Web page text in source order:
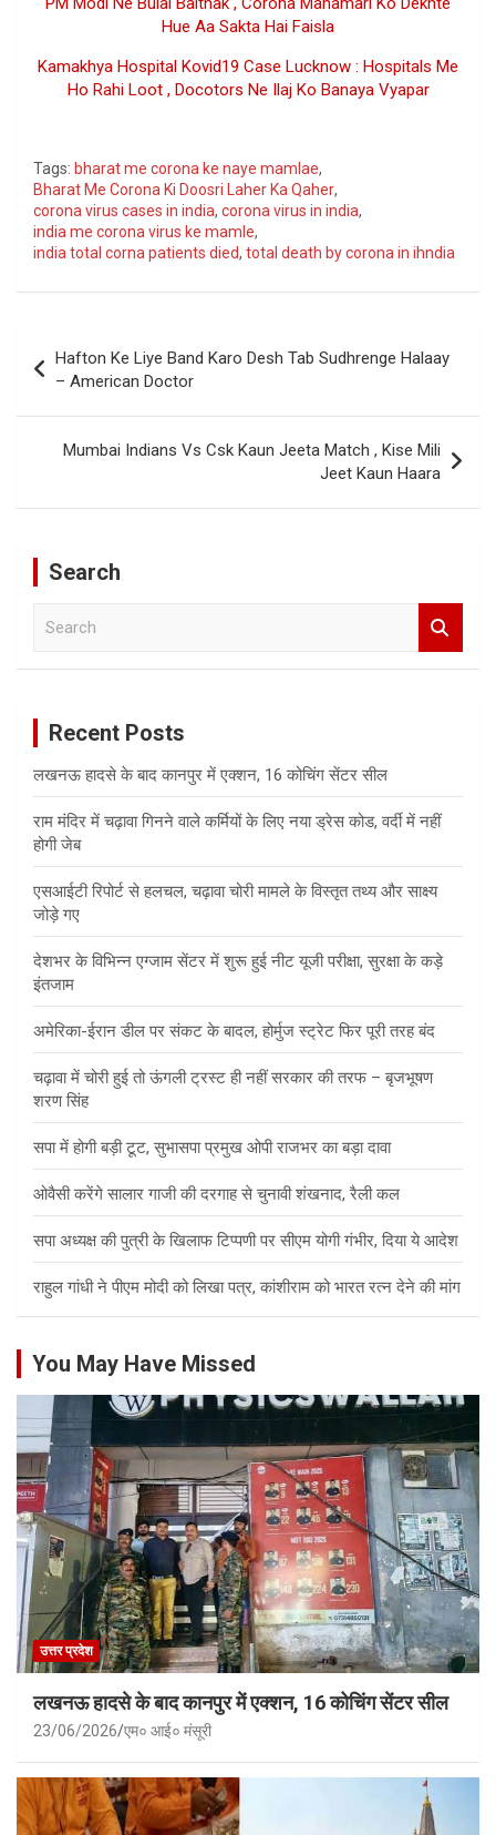
Hue Aa Sakta Hai Faisla
Kamakhya Hospital Kovid19 Case Lucknow : Hospitals Me
Ho Rahi Loot , Docotors Ne Ilaj Ko Banaya Vyapar
Tags: bharat me corona ke naye mamlae,
Bharat Me Corona Ki Doosri Laher Ka Qaher,
corona virus cases in india, corona virus in india,
india me corona virus ke mamle,
india total corna patients died, total death by corona in ihndia
navigation
Hafton Ke Liye Band Karo Desh Tab Sudhrenge Halaay
– American Doctor
Mumbai Indians Vs Csk Kaun Jeeta Match , Kise Mili
Jeet Kaun Haara
Search
Recent Posts
लखनऊ हादसे के बाद कानपुर में एक्शन, 16 कोचिंग सेंटर सील
राम मंदिर में चढ़ावा गिनने वाले कर्मियों के लिए नया ड्रेस कोड, वर्दी में नहीं
होगी जेब
एसआईटी रिपोर्ट से हलचल, चढ़ावा चोरी मामले के विस्तृत तथ्य और साक्ष्य
जोड़े गए
देशभर के विभिन्न एग्जाम सेंटर में शुरू हुई नीट यूजी परीक्षा, सुरक्षा के कड़े
इंतजाम
अमेरिका-ईरान डील पर संकट के बादल, होर्मुज स्ट्रेट फिर पूरी तरह बंद
चढ़ावा में चोरी हुई तो ऊंगली ट्रस्ट ही नहीं सरकार की तरफ – बृजभूषण
शरण सिंह
सपा में होगी बड़ी टूट, सुभासपा प्रमुख ओपी राजभर का बड़ा दावा
ओवैसी करेंगे सालार गाजी की दरगाह से चुनावी शंखनाद, रैली कल
सपा अध्यक्ष की पुत्री के खिलाफ टिप्पणी पर सीएम योगी गंभीर, दिया ये आदेश
राहुल गांधी ने पीएम मोदी को लिखा पत्र, कांशीराम को भारत रत्न देने की मांग
You May Have Missed
उत्तर प्रदेश
लखनऊ हादसे के बाद कानपुर में एक्शन, 16 कोचिंग सेंटर सील
23/06/2026 एम० आई० मंसूरी